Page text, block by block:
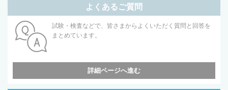
よくあるご質問
試験・検査などで、皆さまからよくいただく質問と回答を
まとめています。
詳細ページへ進む